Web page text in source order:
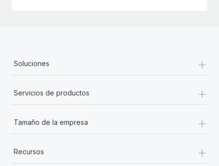
Soluciones +
Servicios de productos +
Tamaño de la empresa +
Recursos +